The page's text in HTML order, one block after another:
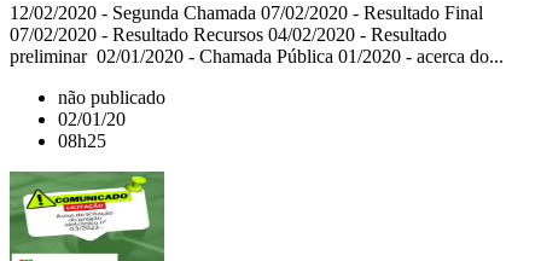
12/02/2020 - Segunda Chamada 07/02/2020 - Resultado Final
07/02/2020 - Resultado Recursos 04/02/2020 - Resultado
preliminar 02/01/2020 - Chamada Pública 01/2020 - acerca do...
não publicado
02/01/20
08h25